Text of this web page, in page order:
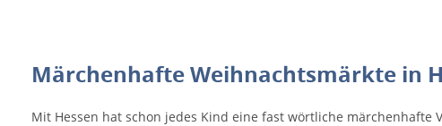
Märchenhafte Weihnachtsmärkte in
Mit Hessen hat schon jedes Kind eine fast wörtliche